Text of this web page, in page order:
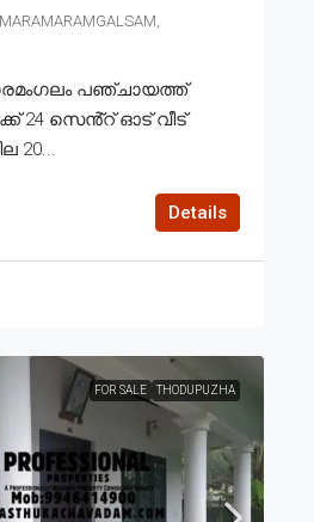
പഞ്ചായത്ത്
24 സെൻ്റ് ഓട് വീട്
20...
Details
FOR SALE THODUPUZHA